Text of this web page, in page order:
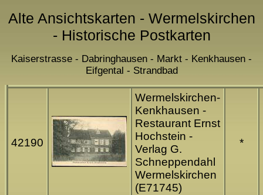
Alte Ansichtskarten - Wermelskirchen
- Historische Postkarten
Kaiserstrasse - Dabringhausen - Markt - Kenkhausen -
Eifgental - Strandbad
42190
Wermelskirchen-
Kenkhausen -
Restaurant Ernst
Hochstein -
Verlag G.
Schneppendahl
Wermelskirchen
(E71745)
*